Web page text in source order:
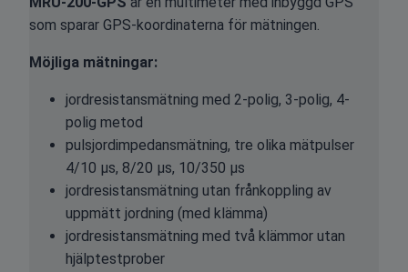
som sparar GPS-koordinaterna för mätningen.
Möjliga mätningar:
jordresistansmätning med 2-polig, 3-polig, 4-
polig metod
pulsjordimpedansmätning, tre olika mätpulser
4/10 μs, 8/20 μs, 10/350 μs
jordresistansmätning utan frånkoppling av
uppmätt jordning (med klämma)
jordresistansmätning med två klämmor utan
hjälptestprober